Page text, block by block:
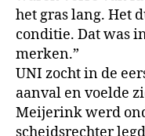
het gras lang. Het
conditie. Dat was
merken.”
UNI zocht in de
aanval en voelde
Meijerink werd
scheidsrechter